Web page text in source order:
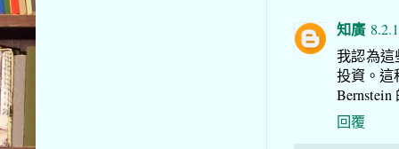
知廣
我認為
投資。這
Bernstein
回覆